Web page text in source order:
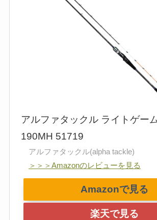
アルファタックル ライトゲー
190MH 51719
アルファタックル(alpha tackle)
＞＞＞Amazonのレビューを見る
Amazonで見る
楽天で見る